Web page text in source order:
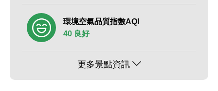
環境空氣品質指數AQI
40 良好
更多景點資訊